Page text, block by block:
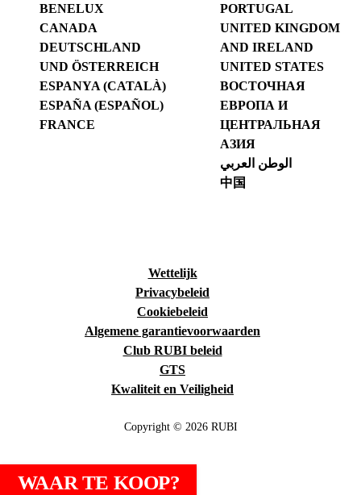
WAAR TE KOOP?
BENELUX
CANADA
DEUTSCHLAND
UND ÖSTERREICH
ESPANYA (CATALÀ)
ESPAÑA (ESPAÑOL)
FRANCE
PORTUGAL
UNITED KINGDOM
AND IRELAND
UNITED STATES
ВОСТОЧНАЯ
ЕВРОПА И
ЦЕНТРАЛЬНАЯ
АЗИЯ
الوطن العربي
中国
Wettelijk
Privacybeleid
Cookiebeleid
Algemene garantievoorwaarden
Club RUBI beleid
GTS
Kwaliteit en Veiligheid
Copyright © 2026 RUBI